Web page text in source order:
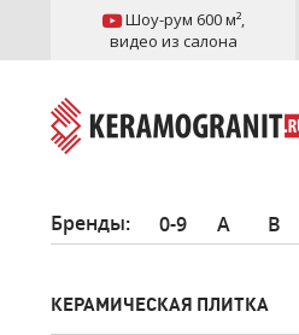
Шоу-рум 600 м²,
видео из салона
Бренды: 0-9 A B
КЕРАМИЧЕСКАЯ ПЛИТКА